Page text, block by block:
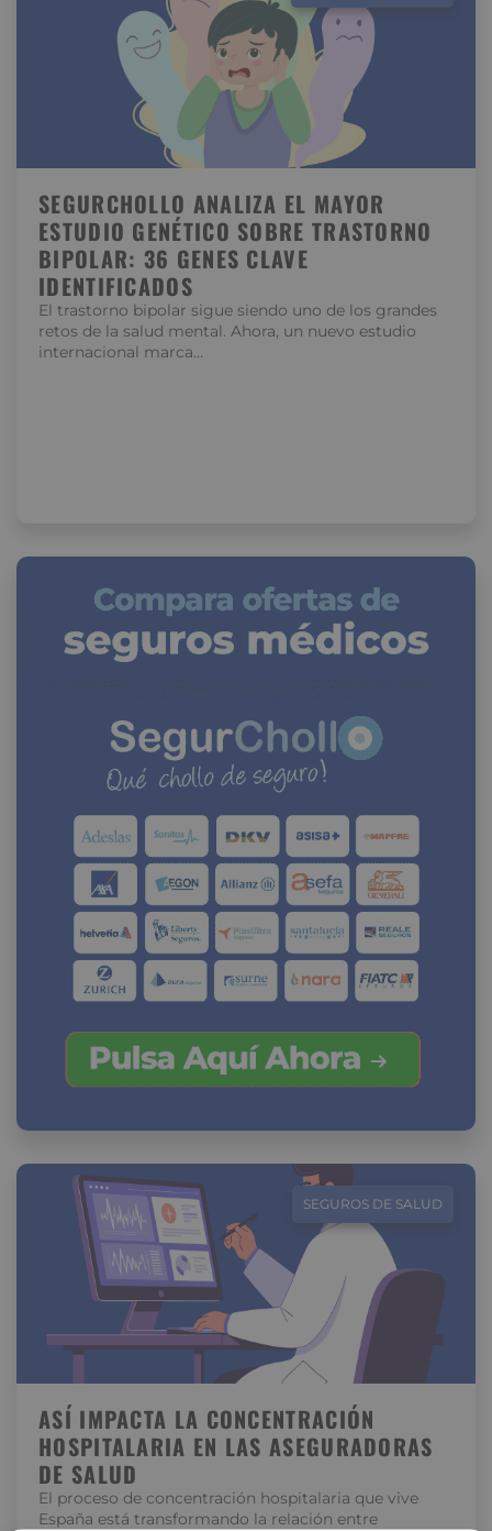
SEGURCHOLLO ANALIZA EL MAYOR
ESTUDIO GENÉTICO SOBRE TRASTORNO
BIPOLAR: 36 GENES CLAVE
IDENTIFICADOS
El trastorno bipolar sigue siendo uno de los grandes
retos de la salud mental. Ahora, un nuevo estudio
internacional marca…
SEGUROS DE SALUD
ASÍ IMPACTA LA CONCENTRACIÓN
HOSPITALARIA EN LAS ASEGURADORAS
DE SALUD
El proceso de concentración hospitalaria que vive
España está transformando la relación entre